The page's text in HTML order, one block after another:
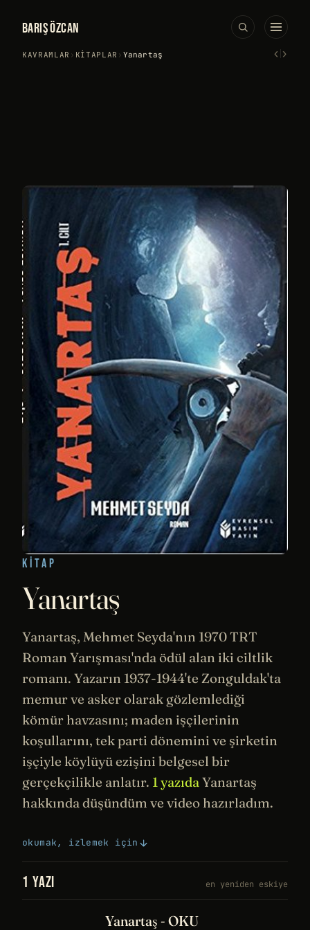
BARIŞ ÖZCAN
KAVRAMLAR › KITAPLAR › Yanartaş ‹›
KITAP
Yanartaş
Yanartaş, Mehmet Seyda'nın 1970 TRT
Roman Yarışması'nda ödül alan iki ciltlik
romanı. Yazarın 1937-1944'te Zonguldak'ta
memur ve asker olarak gözlemlediği
kömür havzasını; maden işçilerinin
koşullarını, tek parti dönemini ve şirketin
işçiyle köylüyü ezişini belgesel bir
gerçekçilikle anlatır. 1 yazıdaYanartaş
hakkında düşündüm ve video hazırladım.
okumak, izlemek için
1 YAZI en yeniden eskiye
Yanartaş - OKU